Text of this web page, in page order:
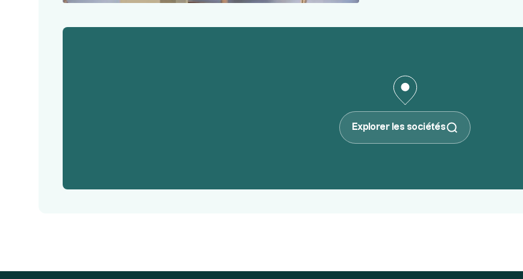
Explorer les sociétés